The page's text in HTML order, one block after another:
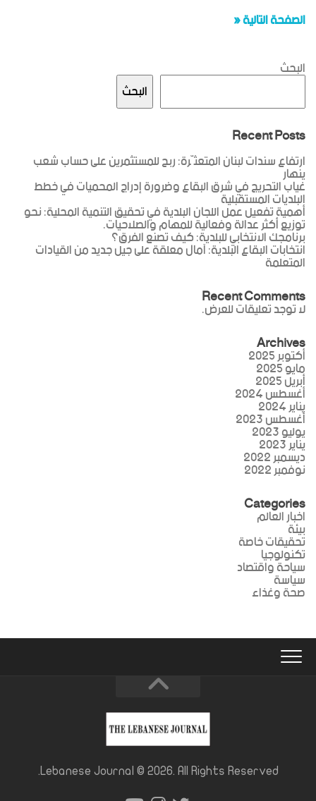
الصفحة التالية «
البحث
البحث
Recent Posts
ارتفاع سندات لبنان المتعثّرة: ربح للمستثمرين على حساب شعب
ينهار
غياب التحريج في شرق البقاع وضرورة إدراج المحميات في خطط
البلديات المستقبلية
أهمية تفعيل عمل اللجان البلدية في تحقيق التنمية المحلية: نحو
توزيع أكثر عدالة وفعالية للمهام والصلاحيات.
برنامجك الانتخابي للبلدية: كيف تصنع الفرق؟
انتخابات البقاع البلدية: آمال معلقة على جيل جديد من القيادات
المتعلمة
Recent Comments
لا توجد تعليقات للعرض.
Archives
أكتوبر 2025
مايو 2025
أبريل 2025
أغسطس 2024
يناير 2024
أغسطس 2023
يوليو 2023
يناير 2023
ديسمبر 2022
نوفمبر 2022
Categories
اخبار العالم
بيئة
تحقيقات خاصة
تكنولوجيا
سياحة واقتصاد
سياسة
صحة وغذاء
Lebanese Journal © 2026. All Rights Reserved.